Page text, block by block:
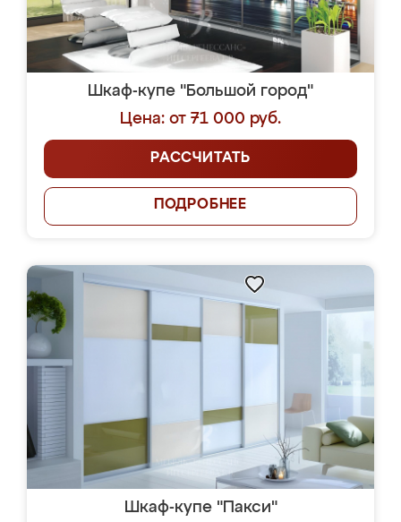
Шкаф-купе "Большой город"
Цена: от 71 000 руб.
РАССЧИТАТЬ
ПОДРОБНЕЕ
Шкаф-купе "Пакси"